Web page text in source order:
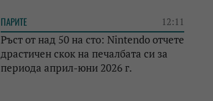
ПАРИТЕ 12:11
Ръст от над 50 на сто: Nintendo отчете
драстичен скок на печалбата си за
периода април-юни 2026 г.